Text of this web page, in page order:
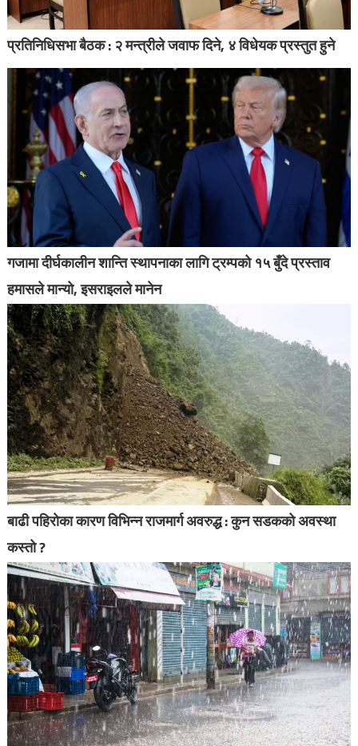
प्रतिनिधिसभा बैठक : २ मन्त्रीले जवाफ दिने, ४ विधेयक प्रस्तुत हुने
गजामा दीर्घकालीन शान्ति स्थापनाका लागि ट्रम्पको १५ बुँदे प्रस्ताव
हमासले मान्यो, इसराइलले मानेन
बाढी पहिरोका कारण विभिन्न राजमार्ग अवरुद्ध : कुन सडकको अवस्था
कस्तो ?